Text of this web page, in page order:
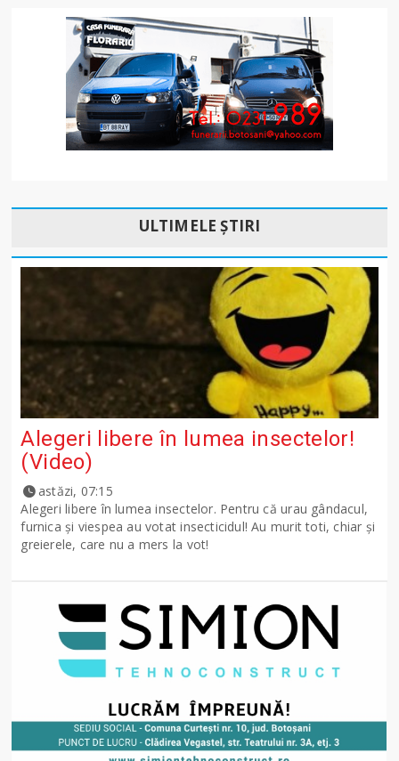
ULTIMELE ȘTIRI
Alegeri libere în lumea insectelor!
(Video)
astăzi, 07:15
Alegeri libere în lumea insectelor. Pentru că urau gândacul,
furnica și viespea au votat insecticidul! Au murit toti, chiar și
greierele, care nu a mers la vot!